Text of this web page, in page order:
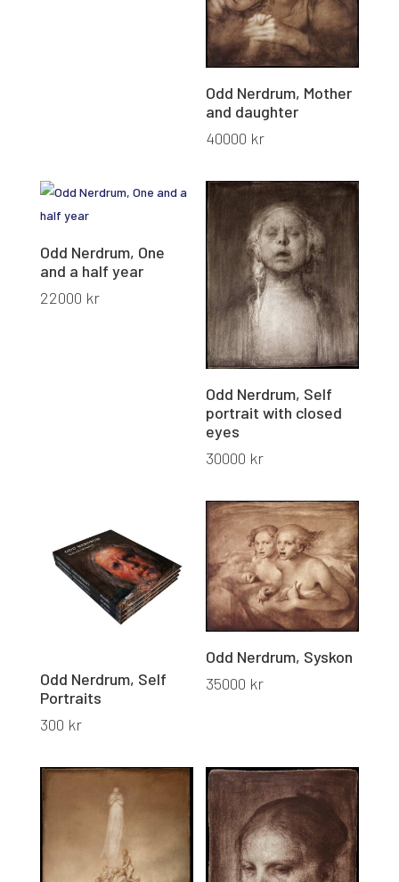
Odd Nerdrum, Mother
and daughter
40000 kr
Odd Nerdrum, One
and a half year
22000 kr
Odd Nerdrum, Self
portrait with closed
eyes
30000 kr
Odd Nerdrum, Self
Portraits
300 kr
Odd Nerdrum, Syskon
35000 kr